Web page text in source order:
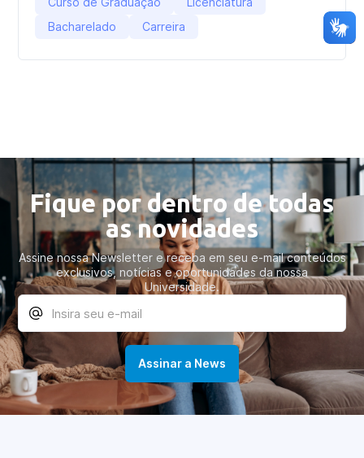
Bacharelado
Carreira
Fique por dentro de todas
as novidades
Assine nossa Newsletter e receba em seu e-mail conteúdos
exclusivos, notícias e oportunidades da nossa
Universidade.